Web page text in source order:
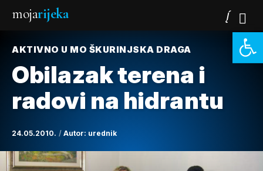
mojarijeka
AKTIVNO U MO ŠKURINJSKA DRAGA
Obilazak terena i
radovi na hidrantu
24.05.2010. Autor: urednik